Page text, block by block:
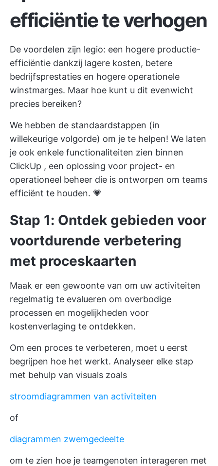
efficiëntie te verhogen
De voordelen zijn legio: een hogere productie-
efficiëntie dankzij lagere kosten, betere
bedrijfsprestaties en hogere operationele
winstmarges. Maar hoe kunt u dit evenwicht
precies bereiken?
We hebben de standaardstappen (in
willekeurige volgorde) om je te helpen! We laten
je ook enkele functionaliteiten zien binnen
ClickUp , een oplossing voor project- en
operationeel beheer die is ontworpen om teams
efficiënt te houden. 💗
Stap 1: Ontdek gebieden voor
voortdurende verbetering
met proceskaarten
Maak er een gewoonte van om uw activiteiten
regelmatig te evalueren om overbodige
processen en mogelijkheden voor
kostenverlaging te ontdekken.
Om een proces te verbeteren, moet u eerst
begrijpen hoe het werkt. Analyseer elke stap
met behulp van visuals zoals
stroomdiagrammen van activiteiten
of
diagrammen zwemgedeelte
om te zien hoe je teamgenoten interageren met